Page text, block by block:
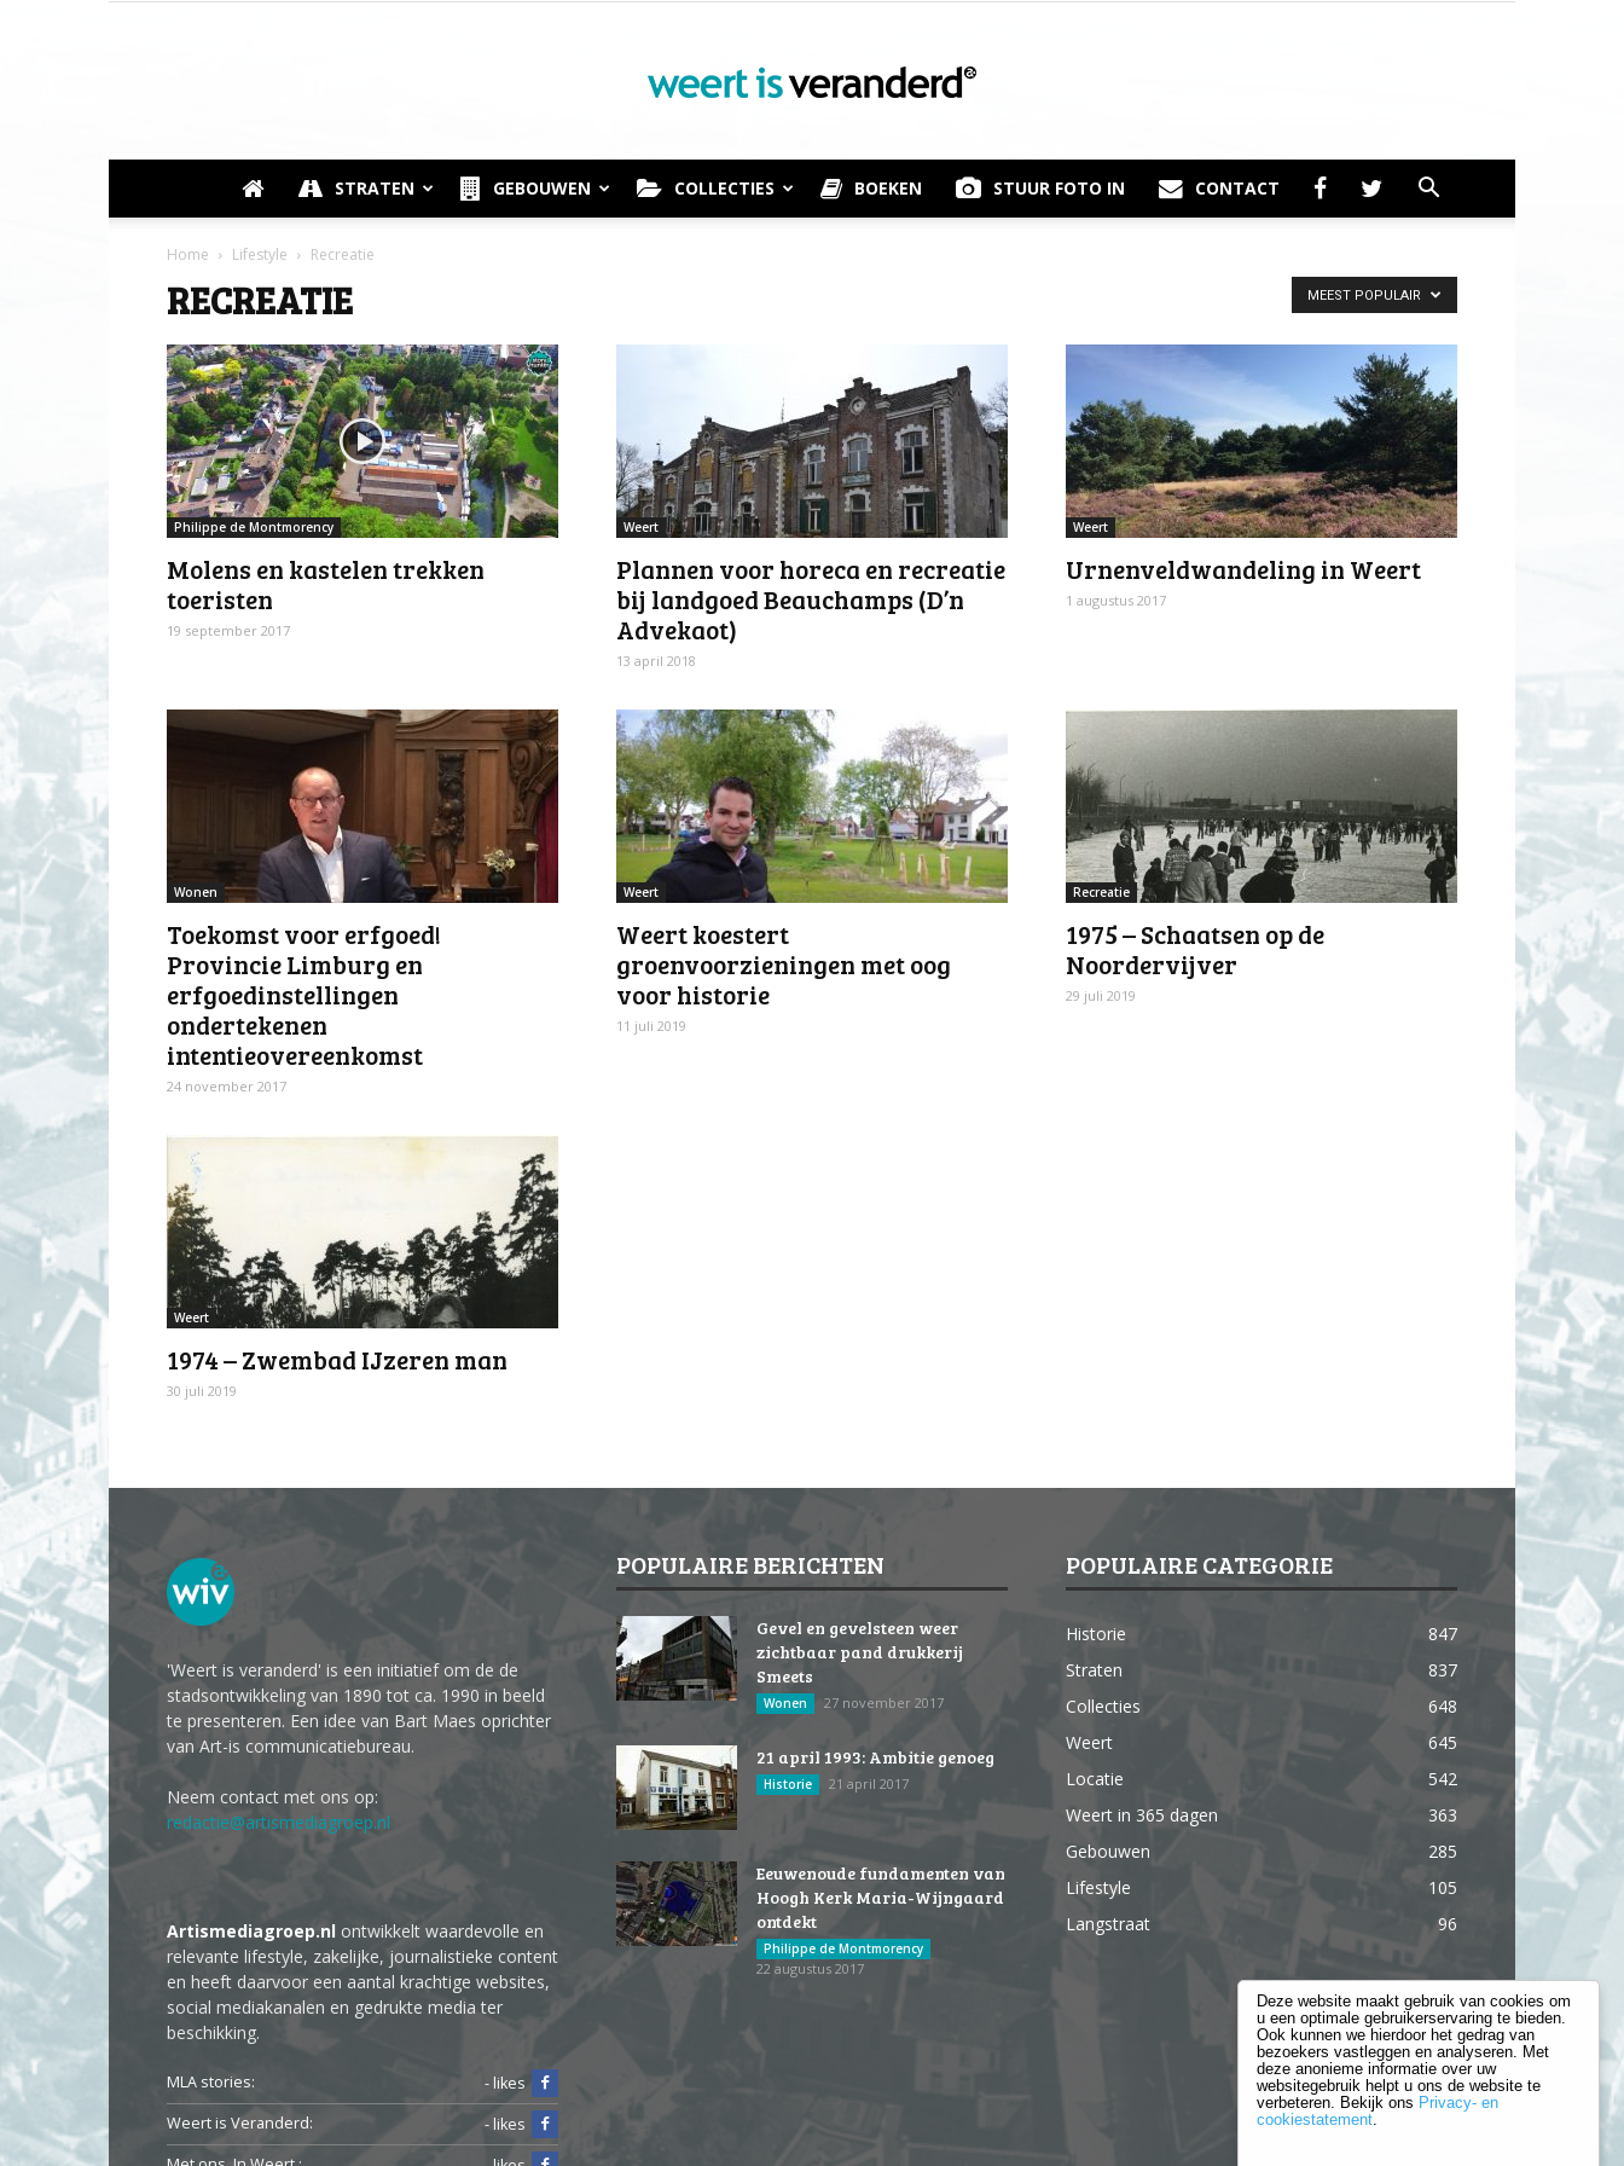
Weert
Veranderd
STRATEN GEBOUWEN COLLECTIES BOEKEN STUUR FOTO IN CONTACT
Home Lifestyle Recreatie
RECREATIE MEEST POPULAIR
Philippe de Montmorency
Molens en kastelen trekken
toeristen
19 september 2017
Weert
Plannen voor horeca en recreatie
bij landgoed Beauchamps (D’n
Advekaot)
13 april 2018
Weert
Urnenveldwandeling in Weert
1 augustus 2017
Wonen
Toekomst voor erfgoed!
Provincie Limburg en
erfgoedinstellingen
ondertekenen
intentieovereenkomst
24 november 2017
Weert
Weert koestert
groenvoorzieningen met oog
voor historie
11 juli 2019
Recreatie
1975 – Schaatsen op de
Noordervijver
29 juli 2019
Weert
1974 – Zwembad IJzeren man
30 juli 2019
'Weert is veranderd' is een initiatief om de de
stadsontwikkeling van 1890 tot ca. 1990 in beeld
te presenteren. Een idee van Bart Maes oprichter
van Art-is communicatiebureau.
Neem contact met ons op:
redactie@artismediagroep.nl
Artismediagroep.nl ontwikkelt waardevolle en
relevante lifestyle, zakelijke, journalistieke content
en heeft daarvoor een aantal krachtige websites,
social mediakanalen en gedrukte media ter
beschikking.
MLA stories:
- likes
Weert is Veranderd:
- likes
POPULAIRE BERICHTEN
Gevel en gevelsteen weer
zichtbaar pand drukkerij
Smeets
Wonen 27 november 2017
21 april 1993: Ambitie genoeg
Historie 21 april 2017
Eeuwenoude fundamenten van
Hoogh Kerk Maria-Wijngaard
ontdekt
Philippe de Montmorency
22 augustus 2017
POPULAIRE CATEGORIE
Historie
847
Straten
837
Collecties
648
Weert
645
Locatie
542
Weert in 365 dagen
363
Gebouwen
285
Lifestyle
105
Langstraat
96
Deze website maakt gebruik van cookies om
u een optimale gebruikerservaring te bieden.
Ook kunnen we hierdoor het gedrag van
bezoekers vastleggen en analyseren. Met
deze anonieme informatie over uw
websitegebruik helpt u ons de website te
verbeteren. Bekijk ons Privacy- en
cookiestatement.